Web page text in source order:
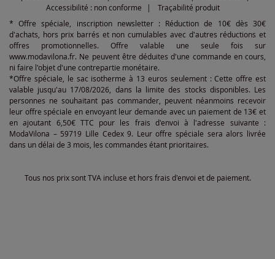
Accessibilité : non conforme
Traçabilité produit
* Offre spéciale, inscription newsletter : Réduction de 10€ dès 30€
d'achats, hors prix barrés et non cumulables avec d'autres réductions et
offres promotionnelles. Offre valable une seule fois sur
www.modavilona.fr. Ne peuvent être déduites d'une commande en cours,
ni faire l'objet d'une contrepartie monétaire.
*Offre spéciale, le sac isotherme à 13 euros seulement : Cette offre est
valable jusqu'au 17/08/2026, dans la limite des stocks disponibles. Les
personnes ne souhaitant pas commander, peuvent néanmoins recevoir
leur offre spéciale en envoyant leur demande avec un paiement de 13€ et
en ajoutant 6,50€ TTC pour les frais d'envoi à l'adresse suivante :
ModaVilona – 59719 Lille Cedex 9. Leur offre spéciale sera alors livrée
dans un délai de 3 mois, les commandes étant prioritaires.
Tous nos prix sont TVA incluse et hors frais d'envoi et de paiement.